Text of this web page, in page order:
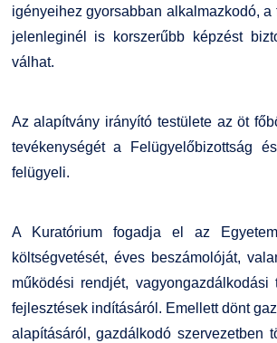
igényeihez gyorsabban alkalmazkodó, a
jelenleginél is korszerűbb képzést
válhat.
Az alapítvány irányító testülete az öt
tevékenységét a Felügyelőbizottság
felügyeli.
A Kuratórium fogadja el az
költségvetését, éves beszámolóját,
működési rendjét,
fejlesztések indításáról. Emellett dönt
alapításáról, gazdálkodó szervezetben